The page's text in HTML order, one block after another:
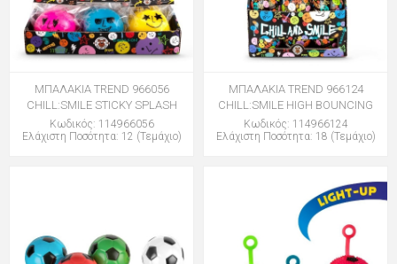
ΜΠΑΛΑΚΙΑ TREND 966056
CHILL:SMILE STICKY SPLASH
Κωδικός: 114966056
Ελάχιστη Ποσότητα: 12 (Τεμάχιο)
ΜΠΑΛΑΚΙΑ TREND 966124
CHILL:SMILE HIGH BOUNCING
Κωδικός: 114966124
Ελάχιστη Ποσότητα: 18 (Τεμάχιο)